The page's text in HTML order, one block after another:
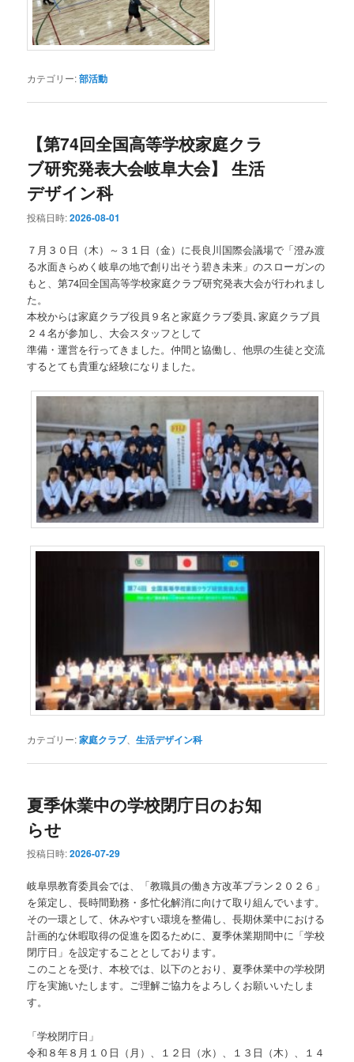
カテゴリー:部活動
【第74回全国高等学校家庭クラ
ブ研究発表大会岐阜大会】 生活
デザイン科
投稿日時:2026-08-01
７月３０日（木）～３１日（金）に長良川国際会議場で「澄み渡
る水面きらめく岐阜の地で創り出そう碧き未来」のスローガンの
もと、第74回全国高等学校家庭クラブ研究発表大会が行われまし
た。
本校からは家庭クラブ役員９名と家庭クラブ委員､家庭クラブ員
２４名が参加し、大会スタッフとして
準備・運営を行ってきました。仲間と協働し、他県の生徒と交流
するとても貴重な経験になりました。
カテゴリー:家庭クラブ、生活デザイン科
夏季休業中の学校閉庁日のお知
らせ
投稿日時:2026-07-29
岐阜県教育委員会では、「教職員の働き方改革プラン２０２６」
を策定し、長時間勤務・多忙化解消に向けて取り組んでいます。
その一環として、休みやすい環境を整備し、長期休業中における
計画的な休暇取得の促進を図るために、夏季休業期間中に「学校
閉庁日」を設定することとしております。
このことを受け、本校では、以下のとおり、夏季休業中の学校閉
庁を実施いたします。ご理解ご協力をよろしくお願いいたしま
す。
「学校閉庁日」
令和８年８月１０日（月）、１２日（水）、１３日（木）、１４